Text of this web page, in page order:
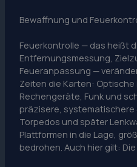
Bewaffnung und
Feuerkontrolle — das heißt
Entfernungsmessung,
Feueranpassung —
Zeiten die Karten:
Rechengeräte, Funk und
präzisere, systematischere
Torpedos und später
Plattformen in die Lage,
bedrohen. Auch hier gilt: